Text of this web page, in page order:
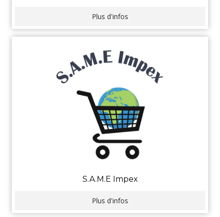
Plus d'infos
S.A.M.E Impex
Plus d'infos